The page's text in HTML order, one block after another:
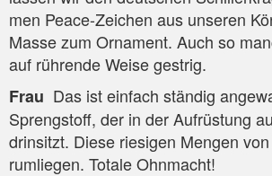
men Peace-Zei­chen aus unse­ren
Mas­se zum Orna­ment. Auch so
auf rüh­ren­de Wei­se gestrig.
Frau Das ist ein­fach stän­dig
Spreng­stoff, der in der Auf­rüs­tung
drin­sitzt. Die­se rie­si­gen Men­gen
rum­lie­gen. Tota­le Ohnmacht!